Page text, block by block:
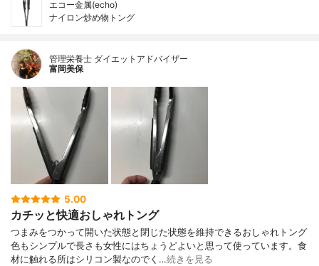
エコー金属(echo)
ナイロン炒め物トング
管理栄養士 ダイエットアドバイザー
富岡美保
5.00
カチッと快適おしゃれトング
つまみをつかって開いた状態と閉じた状態を維持できるおしゃれトング
色もシンプルで長さも女性にはちょうどよいと思って使っています。食
材に触れる所はシリコン製なのでく…続きを見る